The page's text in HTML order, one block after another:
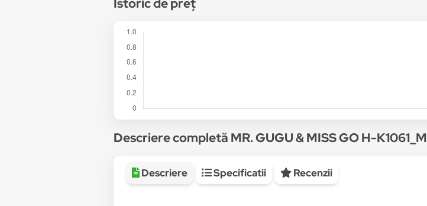
Istoric de preț
Descriere completă MR. GUGU & MISS GO H-K1061_M
Descriere Specificatii Recenzii